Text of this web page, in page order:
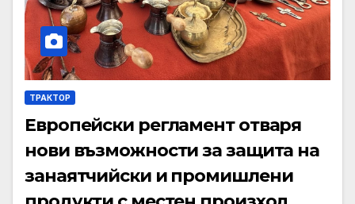
ТРАКТОР
Европейски регламент отваря
нови възможности за защита на
занаятчийски и промишлени